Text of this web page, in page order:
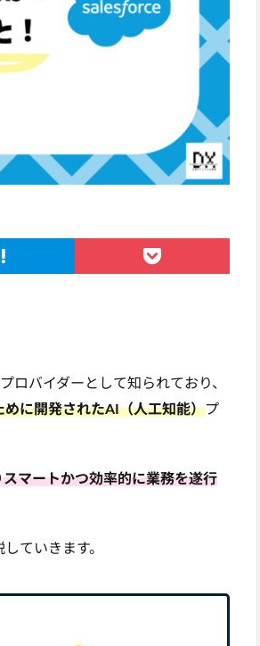
ロバイダーとして知られており、
に開発されたAI（人工知能）プ
マートかつ効率的に業務を遂行
ていきます。